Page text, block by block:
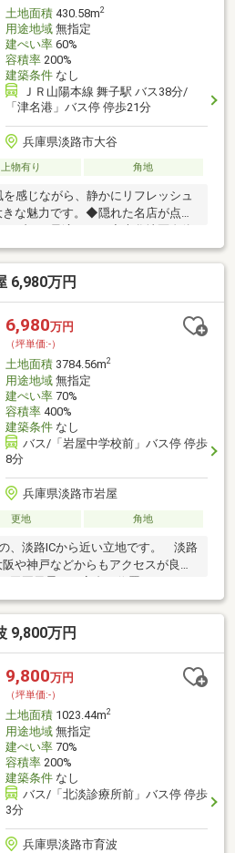
土地面積430.58m2
用途地域無指定
建ぺい率60%
容積率200%
建築条件なし
ＪＲ山陽本線 舞子駅 バス38分/
「津名港」バス停 停歩21分
兵庫県淡路市大谷
上物有り 角地
感じながら、静かにリフレッシュ
な魅力です。◆隠れた名店が点在
走らせれば島内屈指の人気スポッ
◆大谷地区は、淡路島らしい「自
を避けてゆったりと贅沢に堪能で
リアです。
6,980万円
6,980万円
（坪単価:-）
土地面積3784.56m2
用途地域無指定
建ぺい率70%
容積率400%
建築条件なし
バス/「岩屋中学校前」バス停 停歩
8分
兵庫県淡路市岩屋
更地 角地
、淡路ICから近い立地です。 淡路
や神戸などからもアクセスが良
田園風景。 高台に位置してお
す。●用途地域は無指定。建蔽率
宅や別荘、宿泊施設などの事業性
に「宅地」です。農地転用などの
可能です。●東側の海沿いの国道
された淡路市所有の道路です。●現
がなく、淡路市への申請が必要で
合せくださいませ
9,800万円
9,800万円
（坪単価:-）
土地面積1023.44m2
用途地域無指定
建ぺい率70%
容積率200%
建築条件なし
バス/「北淡診療所前」バス停 停歩
3分
兵庫県淡路市育波